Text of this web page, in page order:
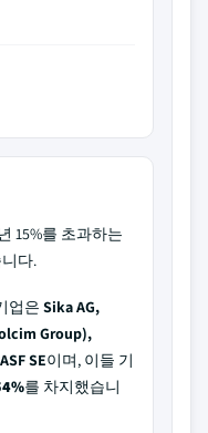
15%를 초과하는
다.
업은 Sika AG,
Group),
SE이며, 이들 기
를 차지했습니